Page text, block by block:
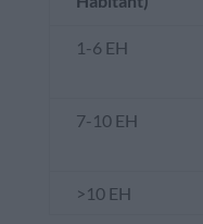
1-6 EH
7-10 EH
>10 EH